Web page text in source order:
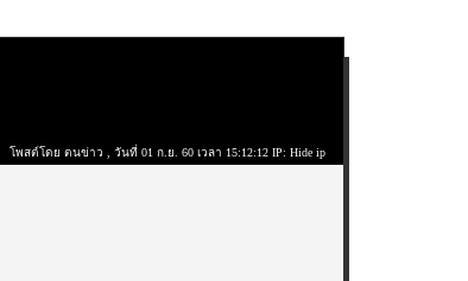
โพสต์โดย ตนข่าว , วันที่ 01 ก.ย. 60 เวลา 15:12:12 IP: Hide ip